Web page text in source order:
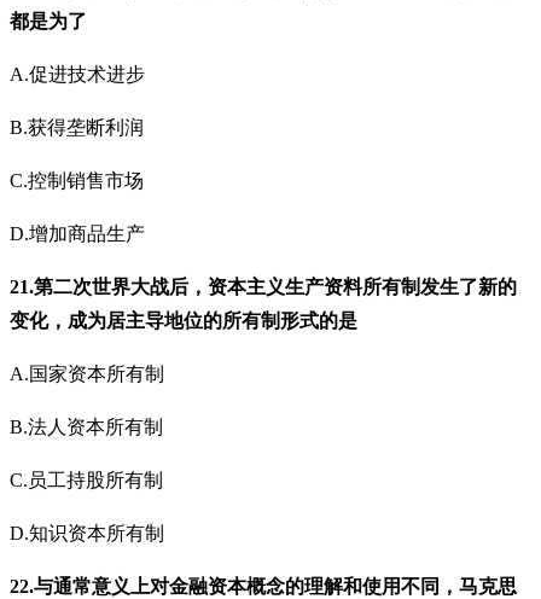
都是为了
A.促进技术进步
B.获得垄断利润
C.控制销售市场
D.增加商品生产
21.第二次世界大战后，资本主义生产资料所有制发生了新的
变化，成为居主导地位的所有制形式的是
A.国家资本所有制
B.法人资本所有制
C.员工持股所有制
D.知识资本所有制
22.与通常意义上对金融资本概念的理解和使用不同，马克思